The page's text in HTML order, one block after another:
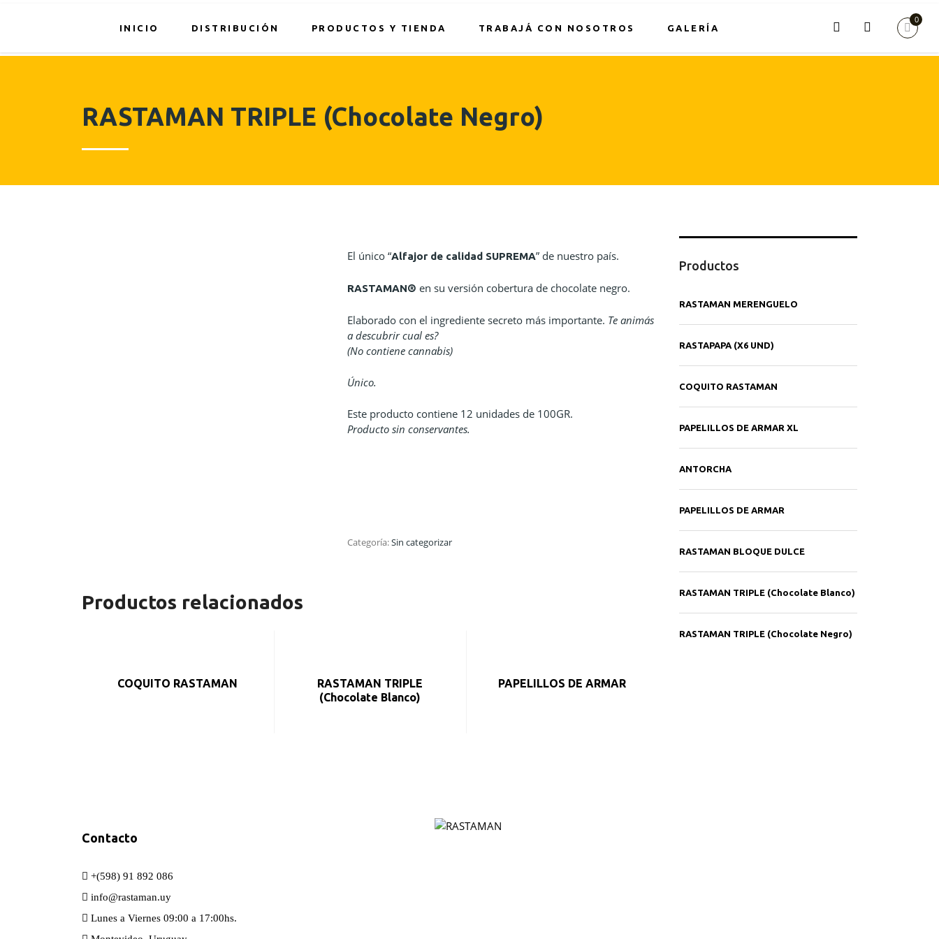
INICIO DISTRIBUCIÓN PRODUCTOS Y TIENDA TRABAJÁ CON NOSOTROS GALERÍA
0
RASTAMAN TRIPLE (Chocolate Negro)
El único “Alfajor de calidad SUPREMA” de nuestro país.
RASTAMAN® en su versión cobertura de chocolate negro.
Elaborado con el ingrediente secreto más importante. Te animás
a descubrir cual es?
(No contiene cannabis)
Único.
Este producto contiene 12 unidades de 100GR.
Producto sin conservantes.
Categoría:Sin categorizar
Productos relacionados
COQUITO RASTAMAN
RASTAMAN TRIPLE
(Chocolate Blanco)
PAPELILLOS DE ARMAR
Productos
RASTAMAN MERENGUELO
RASTAPAPA (X6 UND)
COQUITO RASTAMAN
PAPELILLOS DE ARMAR XL
ANTORCHA
PAPELILLOS DE ARMAR
RASTAMAN BLOQUE DULCE
RASTAMAN TRIPLE (Chocolate Blanco)
RASTAMAN TRIPLE (Chocolate Negro)
Contacto
+(598) 91 892 086
info@rastaman.uy
Lunes a Viernes 09:00 a 17:00hs.